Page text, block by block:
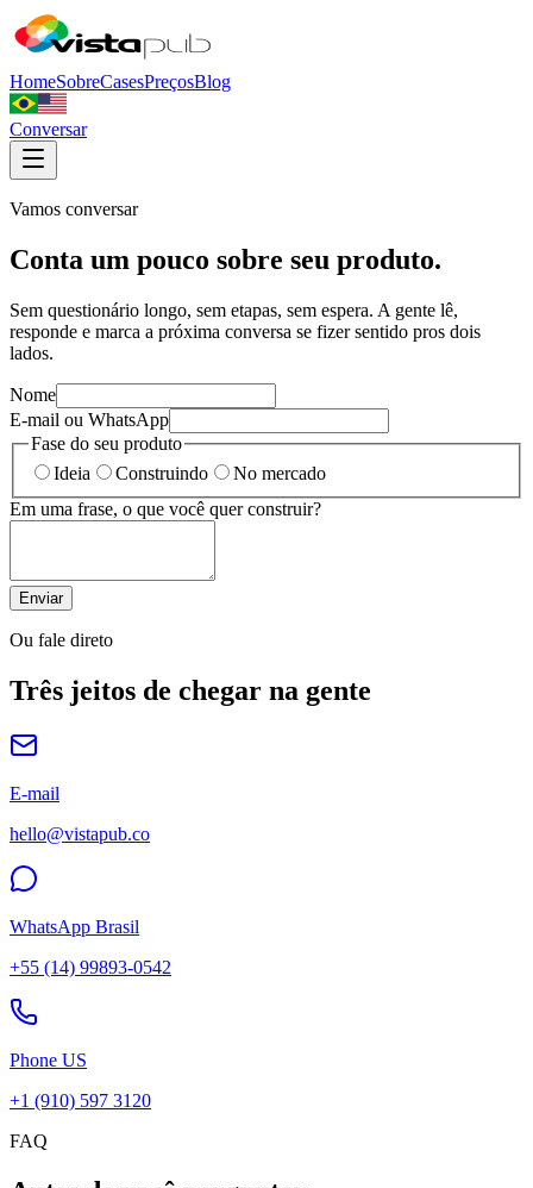
HomeSobreCasesPreçosBlog
Conversar
Vamos conversar
Conta um pouco sobre seu produto.
Sem questionário longo, sem etapas, sem espera. A gente lê,
responde e marca a próxima conversa se fizer sentido pros dois
lados.
Nome
E-mail ou WhatsApp
Fase do seu produto
Ideia
Construindo
No mercado
Em uma frase, o que você quer construir?
Enviar
Ou fale direto
Três jeitos de chegar na gente
E-mail
hello@vistapub.co
WhatsApp Brasil
+55 (14) 99893-0542
Phone US
+1 (910) 597 3120
FAQ